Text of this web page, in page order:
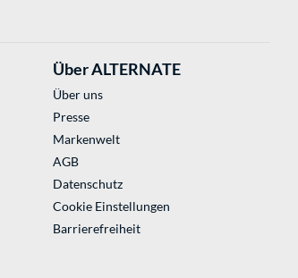
Über ALTERNATE
Über uns
Presse
Markenwelt
AGB
Datenschutz
Cookie Einstellungen
Barrierefreiheit